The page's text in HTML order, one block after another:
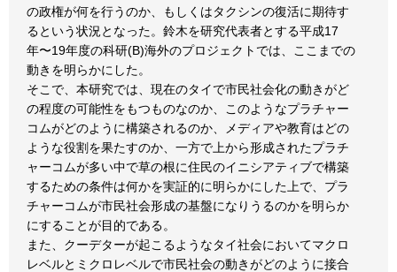
の政権が何を行うのか、もしくはタクシンの復活に期待す
るという状況となった。鈴木を研究代表者とする平成17
年〜19年度の科研(B)海外のプロジェクトでは、ここまでの
動きを明らかにした。
そこで、本研究では、現在のタイで市民社会化の動きがど
の程度の可能性をもつものなのか、このようなプラチャー
コムがどのように構築されるのか、メディアや教育はどの
ような役割を果たすのか、一方で上から形成されたプラチ
ャーコムが多い中で草の根に住民のイニシアティブで構築
するための条件は何かを実証的に明らかにした上で、プラ
チャーコムが市民社会形成の基盤になりうるのかを明らか
にすることが目的である。
また、クーデターが起こるようなタイ社会においてマクロ
レベルとミクロレベルで市民社会の動きがどのように接合